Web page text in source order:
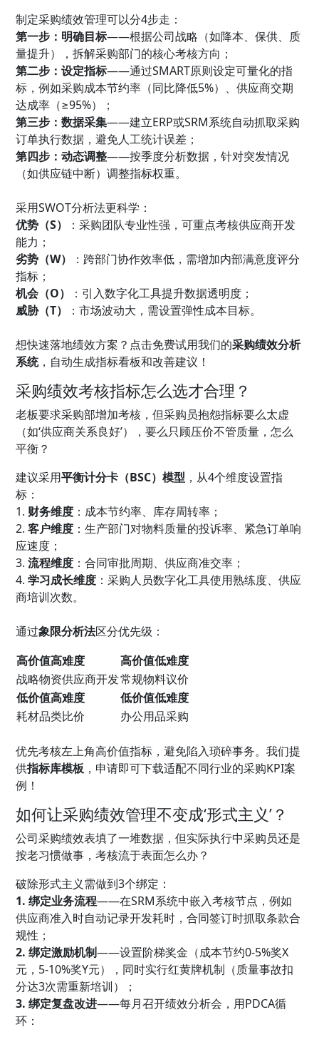
制定采购绩效管理可以分4步走：
第一步：明确目标——根据公司战略（如降本、保供、质
量提升），拆解采购部门的核心考核方向；
第二步：设定指标——通过SMART原则设定可量化的指
标，例如采购成本节约率（同比降低5%）、供应商交期
达成率（≥95%）；
第三步：数据采集——建立ERP或SRM系统自动抓取采购
订单执行数据，避免人工统计误差；
第四步：动态调整——按季度分析数据，针对突发情况
（如供应链中断）调整指标权重。
采用SWOT分析法更科学：
优势（S）
：采购团队专业性强，可重点考核供应商开发
能力；
劣势（W）
：跨部门协作效率低，需增加内部满意度评分
指标；
机会（O）
：引入数字化工具提升数据透明度；
威胁（T）
：市场波动大，需设置弹性成本目标。
想快速落地绩效方案？点击免费试用我们的采购绩效分析
系统，自动生成指标看板和改善建议！
采购绩效考核指标怎么选才合理？
老板要求采购部增加考核，但采购员抱怨指标要么太虚
（如‘供应商关系良好’），要么只顾压价不管质量，怎么
平衡？
建议采用平衡计分卡（BSC）模型 ，从4个维度设置指
标：
1. 财务维度 ：成本节约率、库存周转率；
2.客户维度 ：生产部门对物料质量的投诉率、紧急订单响
应速度；
3.流程维度 ：合同审批周期、供应商准交率；
4.学习成长维度 ：采购人员数字化工具使用熟练度、供应
商培训次数。
通过象限分析法区分优先级：
高价值高难度
高价值低难度
战略物资供应商开发常规物料议价
低价值高难度
低价值低难度
耗材品类比价
办公用品采购
优先考核左上角高价值指标，避免陷入琐碎事务。我们提
供指标库模板 ，申请即可下载适配不同行业的采购KPI案
例！
如何让采购绩效管理不变成‘形式主义’？
公司采购绩效表填了一堆数据，但实际执行中采购员还是
按老习惯做事，考核流于表面怎么办？
破除形式主义需做到3个绑定：
1. 绑定业务流程——在SRM系统中嵌入考核节点，例如
供应商准入时自动记录开发耗时，合同签订时抓取条款合
规性；
2. 绑定激励机制——设置阶梯奖金（成本节约0-5%奖X
元，5-10%奖Y元），同时实行红黄牌机制（质量事故扣
分达3次需重新培训）；
3. 绑定复盘改进——每月召开绩效分析会，用PDCA循
环：